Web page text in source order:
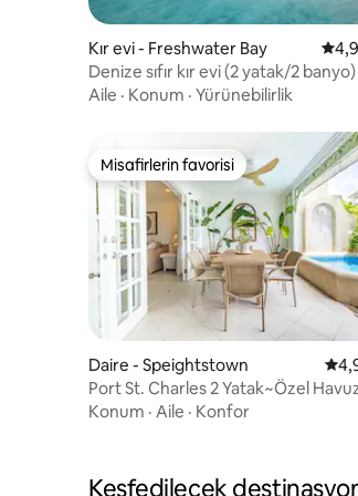
Kır evi - Freshwater Bay 5
Denize sıfır kır evi (2 yatak/2 banyo)
Aile · Konum · Yürünebilirlik
Misafirlerin favorisi
Misafirlerin favorisi
Daire - Speightstown 5
Port St. Charles 2 Yatak~Özel
Plaj Erişimi
Konum · Aile · Konfor
Keşfedilecek